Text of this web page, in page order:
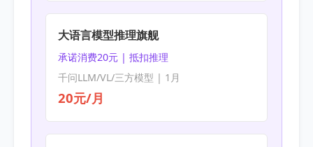
大语言模型推理旗舰
承诺消费20元 | 抵扣推理
千问LLM/VL/三方模型 | 1月
20元/月